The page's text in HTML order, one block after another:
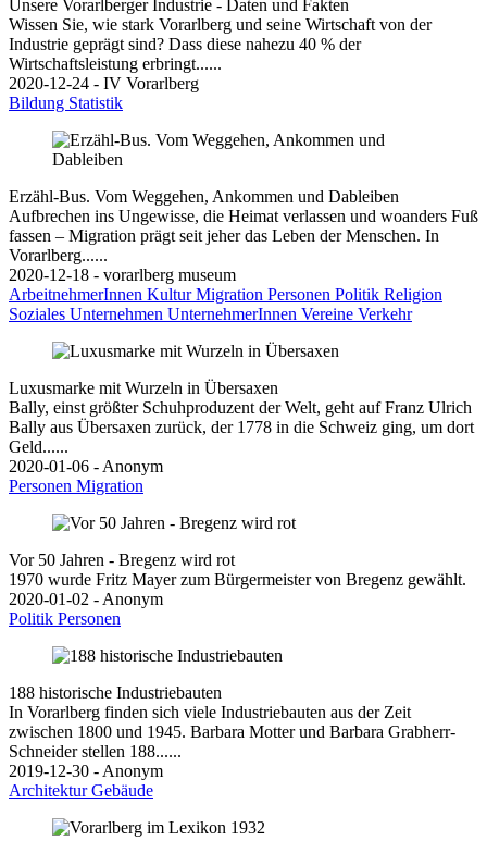
Unsere Vorarlberger Industrie - Daten und Fakten
Wissen Sie, wie stark Vorarlberg und seine Wirtschaft von der
Industrie geprägt sind? Dass diese nahezu 40 % der
Wirtschaftsleistung erbringt......
2020-12-24 - IV Vorarlberg
Bildung Statistik
Erzähl-Bus. Vom Weggehen, Ankommen und Dableiben
Aufbrechen ins Ungewisse, die Heimat verlassen und woanders Fuß
fassen – Migration prägt seit jeher das Leben der Menschen. In
Vorarlberg......
2020-12-18 - vorarlberg museum
ArbeitnehmerInnen KulturMigration Personen Politik Religion
Soziales Unternehmen UnternehmerInnen Vereine Verkehr
Luxusmarke mit Wurzeln in Übersaxen
Bally, einst größter Schuhproduzent der Welt, geht auf Franz Ulrich
Bally aus Übersaxen zurück, der 1778 in die Schweiz ging, um dort
Geld......
2020-01-06 - Anonym
Personen Migration
Vor 50 Jahren - Bregenz wird rot
1970 wurde Fritz Mayer zum Bürgermeister von Bregenz gewählt.
2020-01-02 - Anonym
Politik Personen
188 historische Industriebauten
In Vorarlberg finden sich viele Industriebauten aus der Zeit
zwischen 1800 und 1945. Barbara Motter und Barbara Grabherr-
Schneider stellen 188......
2019-12-30 - Anonym
ArchitekturGebäude